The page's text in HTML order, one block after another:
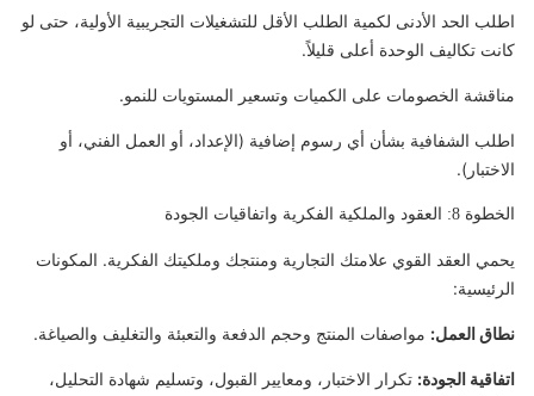
اطلب الحد الأدنى لكمية الطلب الأقل للتشغيلات التجريبية الأولية، حتى لو
كانت تكاليف الوحدة أعلى قليلاً.
مناقشة الخصومات على الكميات وتسعير المستويات للنمو.
اطلب الشفافية بشأن أي رسوم إضافية (الإعداد، أو العمل الفني، أو
الاختبار).
الخطوة 8: العقود والملكية الفكرية واتفاقيات الجودة
يحمي العقد القوي علامتك التجارية ومنتجك وملكيتك الفكرية. المكونات
الرئيسية:
نطاق العمل: مواصفات المنتج وحجم الدفعة والتعبئة والتغليف والصياغة.
اتفاقية الجودة: تكرار الاختبار، ومعايير القبول، وتسليم شهادة التحليل،